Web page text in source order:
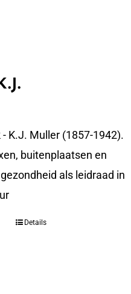
K.J. Muller (1857-1942).
buitenplaatsen en
als leidraad in
Details